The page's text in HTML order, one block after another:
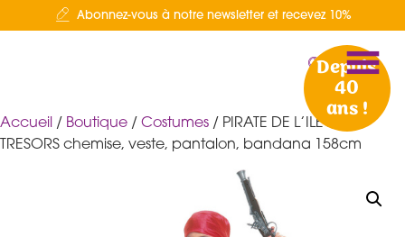
Abonnez-vous à notre newsletter et recevez 10%
Depuis
40
ans !
Accueil / Boutique / Costumes / PIRATE DE L’ILE AUX
TRESORS chemise, veste, pantalon, bandana 158cm